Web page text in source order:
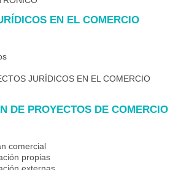
EN EL COMERCIO
JURÍDICOS EN EL COMERCIO
DE PROYECTOS DE COMERCIO
comercial
propias